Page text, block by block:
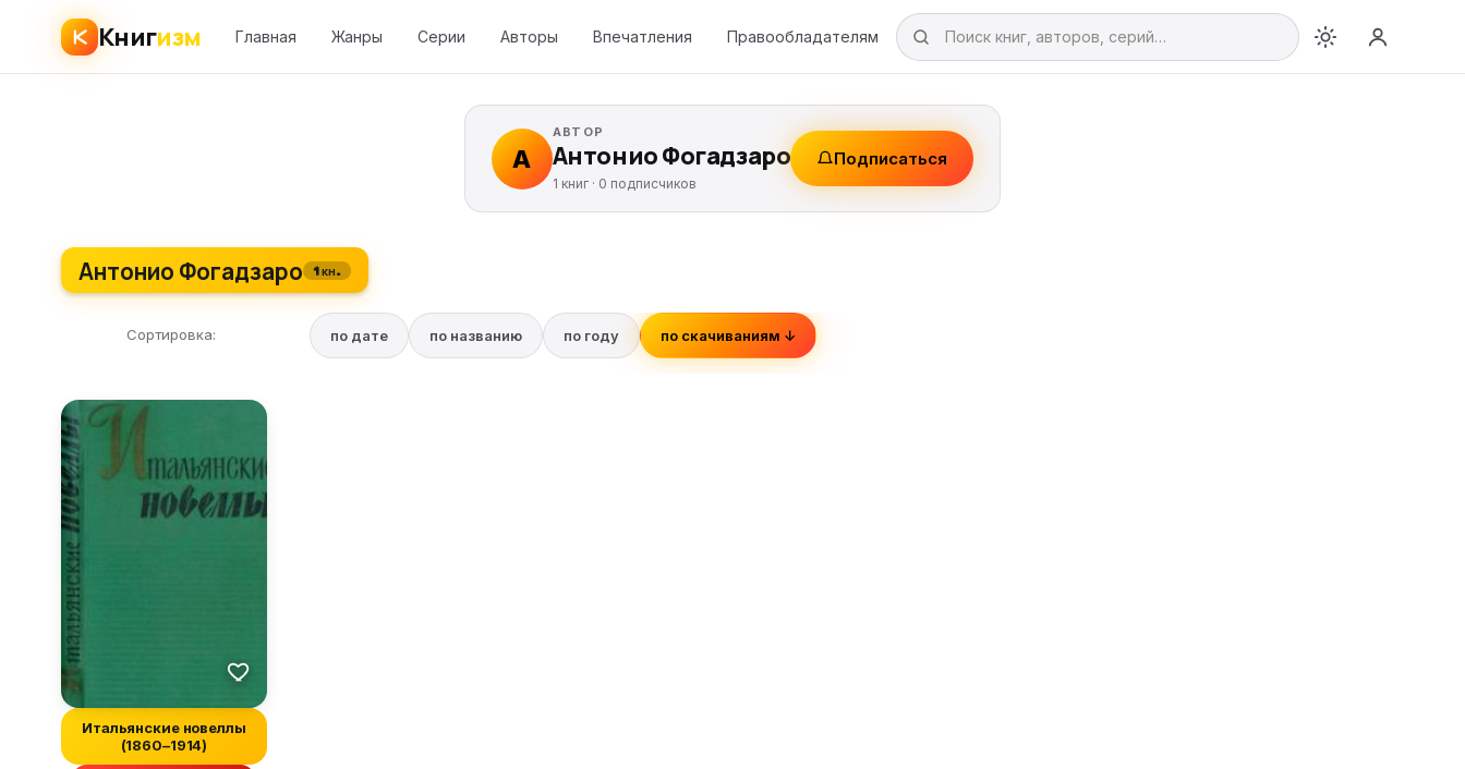
Книгизм Главная Жанры Серии Авторы Впечатления Правообладателям
А
АВТОР
Антонио Фогадзаро
1 книг · 0 подписчиков
Подписаться
Антонио Фогадзаро 1 кн.
Сортировка: по дате по названию по году по скачиваниям ↓
Итальянские новеллы
(1860–1914)